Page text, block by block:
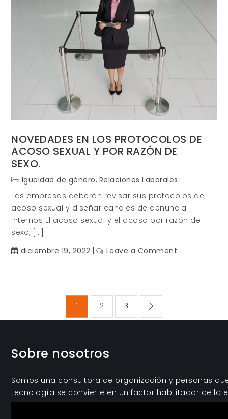
NOVEDADES EN LOS PROTOCOLOS DE
ACOSO SEXUAL Y POR RAZÓN DE
SEXO.
Igualdad de género, Relaciones Laborales
Las empresas deberán revisar sus protocolos de
acoso sexual y diseñar canales de denuncia
internos El acoso sexual y el acoso por razón de
sexo, […]
diciembre 19, 2022
Leave a Comment
DE
SEXO.
Paginación
entradas
1 2 3
Sobre nosotros
Somos una consultora de organización y personas
tecnología se convierte en un factor habilitador de la